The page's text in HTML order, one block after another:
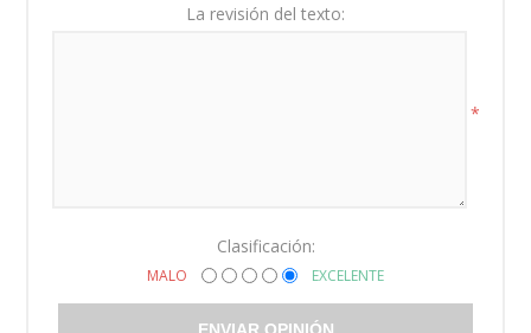
La revisión del texto:
*
Clasificación:
MALO EXCELENTE